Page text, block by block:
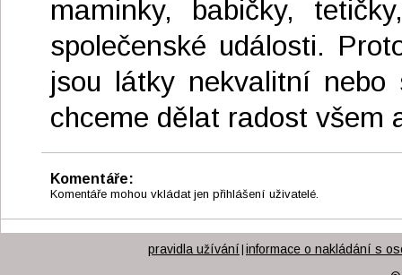
maminky, babičky,
společenské události.
jsou látky nekvalitní
chceme dělat radost všem
Komentáře:
Komentáře mohou vkládat jen přihlášení uživatelé.
pravidla užívání | informace o nakládání s